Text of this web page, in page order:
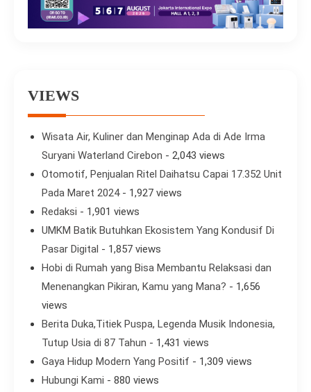
VIEWS
Wisata Air, Kuliner dan Menginap Ada di Ade Irma
Suryani Waterland Cirebon - 2,043 views
Otomotif, Penjualan Ritel Daihatsu Capai 17.352 Unit
Pada Maret 2024- 1,927 views
Redaksi - 1,901 views
UMKM Batik Butuhkan Ekosistem Yang Kondusif Di
Pasar Digital - 1,857 views
Hobi di Rumah yang Bisa Membantu Relaksasi dan
Menenangkan Pikiran, Kamu yang Mana? - 1,656
views
Berita Duka,Titiek Puspa, Legenda Musik Indonesia,
Tutup Usia di 87 Tahun - 1,431 views
Gaya Hidup Modern Yang Positif - 1,309 views
Hubungi Kami - 880 views